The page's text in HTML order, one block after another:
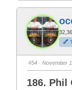
f
o
r
t
h
u
m
d
o
n
.
o
t
h
u
m
u
p
#54 · November
186. Phil